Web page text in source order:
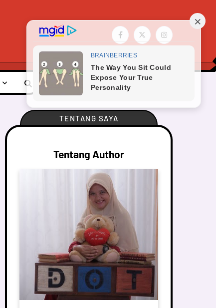
TENTANG SAYA
Tentang Author